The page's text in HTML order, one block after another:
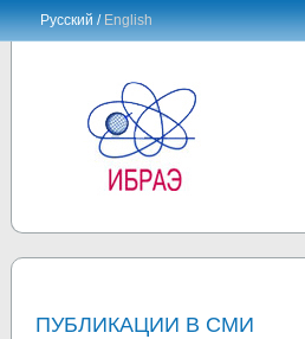
Русский /English
ПУБЛИКАЦИИ В СМИ